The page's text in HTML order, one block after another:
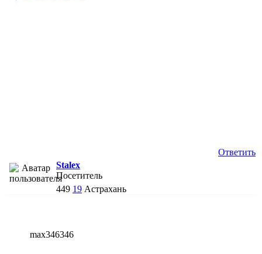
Ответить
Stalex
Посетитель
449 19 Астрахань
max346346